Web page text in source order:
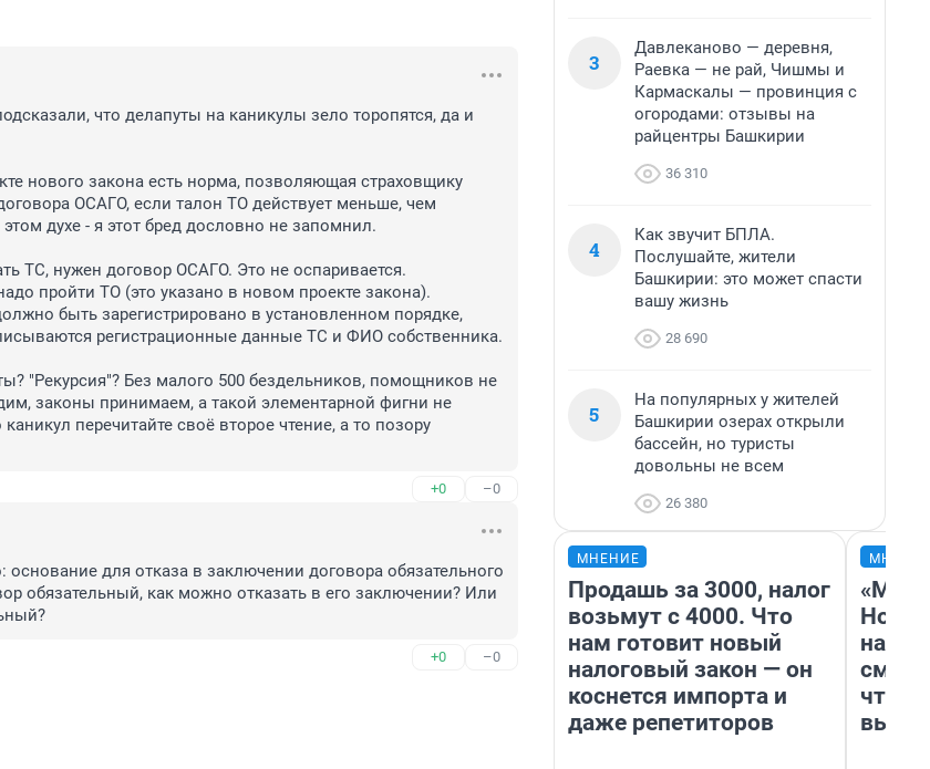
что делапуты на каникулы зело торопятся, да и
нового закона есть норма, позволяющая страховщику
ОСАГО, если талон ТО действует меньше, чем
духе - я этот бред дословно не запомнил.
ТС, нужен договор ОСАГО. Это не оспаривается.
пройти ТО (это указано в новом проекте закона).
быть зарегистрировано в установленном порядке,
регистрационные данные ТС и ФИО собственника.
"Рекурсия"? Без малого 500 бездельников, помощников не
законы принимаем, а такой элементарной фигни не
перечитайте своё второе чтение, а то позору
+0 –0
основание для отказа в заключении договора обязательного
обязательный, как можно отказать в его заключении? Или
+0 –0
3
Давлеканово — деревня,
Раевка — не рай, Чишмы и
Кармаскалы — провинция с
огородами: отзывы на
райцентры Башкирии
36 310
4
Как звучит БПЛА.
Послушайте, жители
Башкирии: это может спасти
вашу жизнь
28 690
5
На популярных у жителей
Башкирии озерах открыли
бассейн, но туристы
довольны не всем
26 380
МНЕНИЕ
Продашь за 3000, налог
возьмут с 4000. Что
нам готовит новый
налоговый закон — он
коснется импорта и
даже репетиторов
«Мы